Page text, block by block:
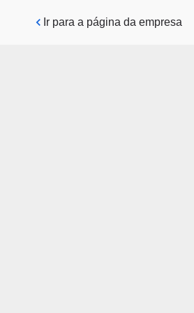
Pular para o conteúdo principal
Ir para a página da empresa